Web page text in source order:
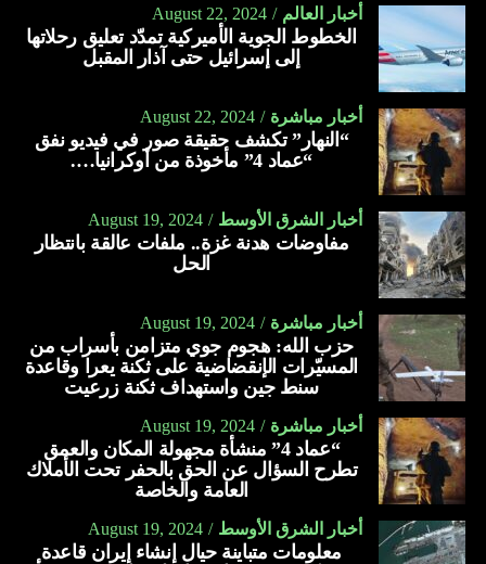
أخبار العالم August 22, 2024
الخطوط الجوية الأميركية تمدّد تعليق رحلاتها
إلى إسرائيل حتى آذار المقبل
أخبار مباشرة August 22, 2024
“النهار” تكشف حقيقة صور في فيديو نفق
“عماد 4” مأخوذة من أوكرانيا….
أخبار الشرق الأوسط August 19, 2024
مفاوضات هدنة غزة.. ملفات عالقة بانتظار
الحل
أخبار مباشرة August 19, 2024
حزب الله: هجوم جوي متزامن بأسراب من
المسيّرات الإنقضاضية على ثكنة يعرا وقاعدة
سنط جين واستهداف ثكنة زرعيت
أخبار مباشرة August 19, 2024
“عماد 4” منشأة مجهولة المكان والعمق
تطرح السؤال عن الحق بالحفر تحت الأملاك
العامة والخاصة
أخبار الشرق الأوسط August 19, 2024
معلومات متباينة حيال إنشاء إيران قاعدة